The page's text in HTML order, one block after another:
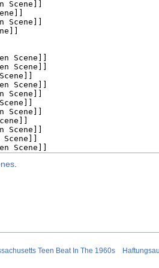
.
Teen Beat In The 1960s